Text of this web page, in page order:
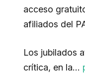
acceso
afiliados del
Los jubilados
crítica, en la…